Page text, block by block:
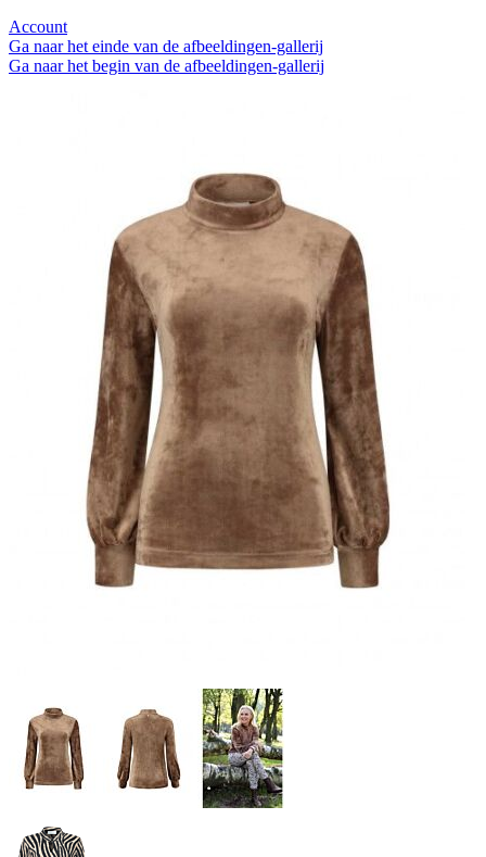
Account
Ga naar het einde van de afbeeldingen-gallerij
Ga naar het begin van de afbeeldingen-gallerij